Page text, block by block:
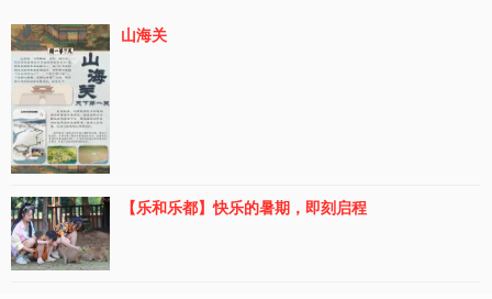
山海关
【乐和乐都】快乐的暑期，即刻启程